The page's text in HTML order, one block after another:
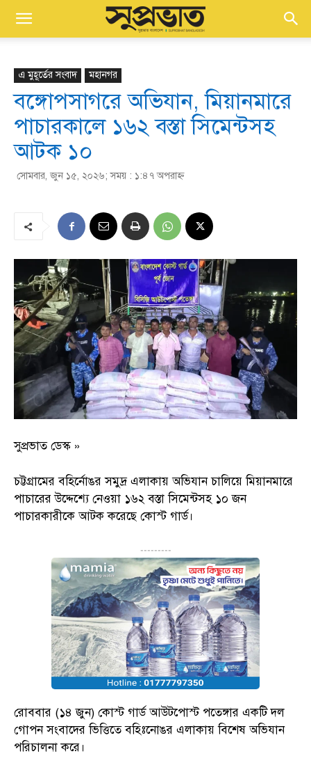
এ মুহূর্তের সংবাদ মহানগর
বঙ্গোপসাগরে অভিযান, মিয়ানমারে
পাচারকালে ১৬২ বস্তা সিমেন্টসহ
আটক ১০
সোমবার, জুন ১৫, ২০২৬; সময় : ১:৪৭ অপরাহ্ণ
সুপ্রভাত ডেস্ক »
চট্টগ্রামের বহির্নোঙর সমুদ্র এলাকায় অভিযান চালিয়ে মিয়ানমারে
পাচারের উদ্দেশ্যে নেওয়া ১৬২ বস্তা সিমেন্টসহ ১০ জন
পাচারকারীকে আটক করেছে কোস্ট গার্ড।
---------
রোববার (১৪ জুন) কোস্ট গার্ড আউটপোস্ট পতেঙ্গার একটি দল
গোপন সংবাদের ভিত্তিতে বহিঃনোঙর এলাকায় বিশেষ অভিযান
পরিচালনা করে।